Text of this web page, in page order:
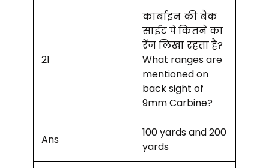
21
कार्बाइन की बैक
साईट पे कितने का
रेंज लिखा रहता है?
What ranges are
mentioned on
back sight of
9mm Carbine?
Ans
100 yards and 200
yards